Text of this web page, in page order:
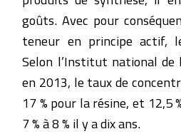
goûts. Avec pour
teneur en principe actif,
Selon l’Institut national de
en 2013, le taux de
17 % pour la résine, et 12,5
7 % à 8 % il y a dix ans.